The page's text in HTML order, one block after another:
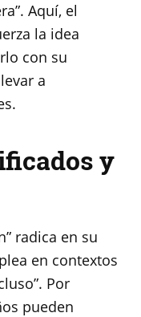
Aquí, el
la idea
con su
a
y
radica en su
en contextos
Por
pueden